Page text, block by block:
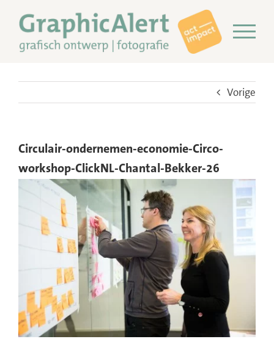
naar
inhoud
Vorige
Circulair-ondernemen-economie-Circo-
workshop-ClickNL-Chantal-Bekker-26